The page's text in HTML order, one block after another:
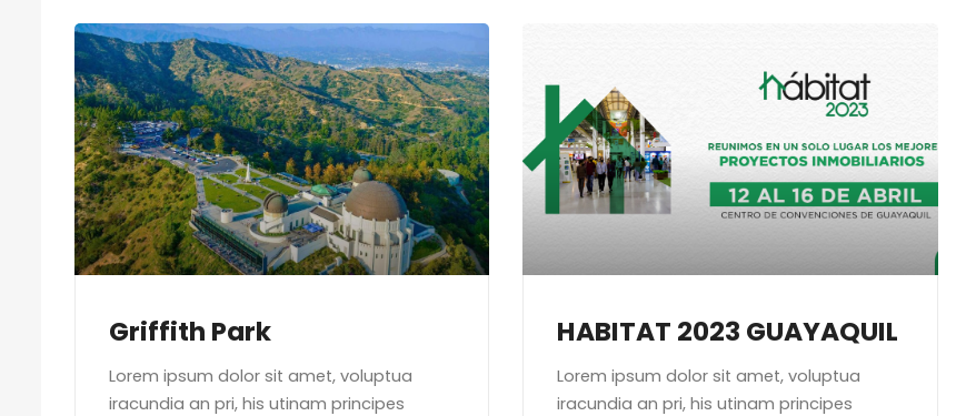
Griffith Park
Lorem ipsum dolor sit amet, voluptua
iracundia an pri, his utinam principes
HABITAT 2023 GUAYAQUIL
Lorem ipsum dolor sit amet, voluptua
iracundia an pri, his utinam principes